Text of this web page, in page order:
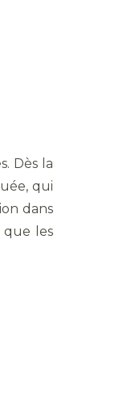
Dès la
qui
dans
que les